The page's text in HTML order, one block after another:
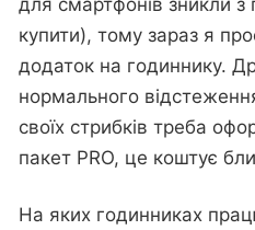
купити), тому зараз я
додаток на годиннику.
нормального
своїх стрибків треба
пакет PRO, це коштує
На яких годинниках